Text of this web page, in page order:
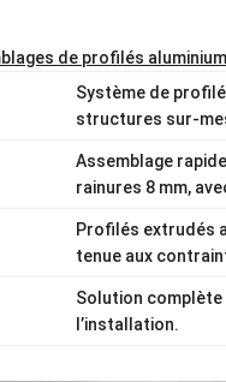
de profilés aluminium
Système de
structures sur-
Assemblage
rainures 8 mm,
Profilés extrudés
tenue aux
Solution complète
l’installation.